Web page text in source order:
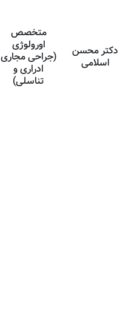
دکتر محسن
اسلامی
متخصص
اورولوژی
(جراحی مجاری
ادراری و
تناسلی)